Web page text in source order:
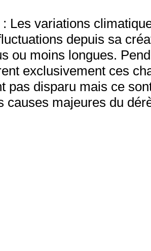
: Les variations
depuis sa
ou moins longues.
exclusivement ces
pas disparu mais ce
causes majeures du